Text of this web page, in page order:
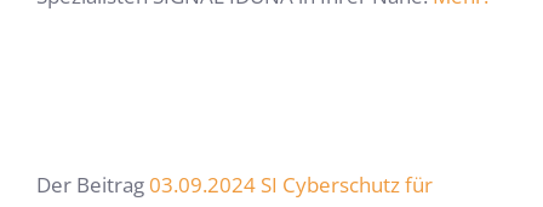
Der Beitrag 03.09.2024 SI Cyberschutz für